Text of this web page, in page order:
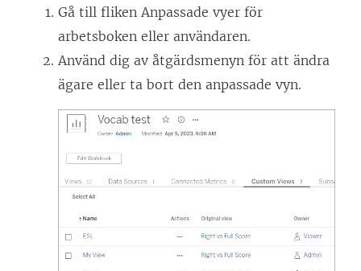
Gå till fliken Anpassade vyer för
arbetsboken eller användaren.
Använd dig av åtgärdsmenyn för att ändra
ägare eller ta bort den anpassade vyn.